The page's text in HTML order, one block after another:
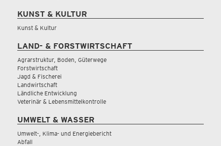
KUNST & KULTUR
Kunst & Kultur
LAND- & FORSTWIRTSCHAFT
Agrarstruktur, Boden, Güterwege
Forstwirtschaft
Jagd & Fischerei
Landwirtschaft
Ländliche Entwicklung
Veterinär & Lebensmittelkontrolle
UMWELT & WASSER
Umwelt-, Klima- und Energiebericht
Abfall